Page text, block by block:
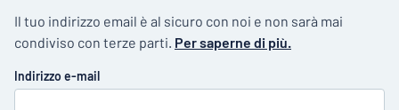
Il tuo indirizzo email è al sicuro con noi e non sarà mai
condiviso con terze parti. Per saperne di più.
Indirizzo e-mail